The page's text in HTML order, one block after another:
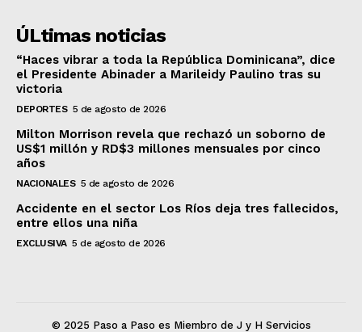
ÚLtimas noticias
“Haces vibrar a toda la República Dominicana”, dice
el Presidente Abinader a Marileidy Paulino tras su
victoria
DEPORTES 5 de agosto de 2026
Milton Morrison revela que rechazó un soborno de
US$1 millón y RD$3 millones mensuales por cinco
años
NACIONALES 5 de agosto de 2026
Accidente en el sector Los Ríos deja tres fallecidos,
entre ellos una niña
EXCLUSIVA 5 de agosto de 2026
© 2025 Paso a Paso es Miembro de J y H Servicios